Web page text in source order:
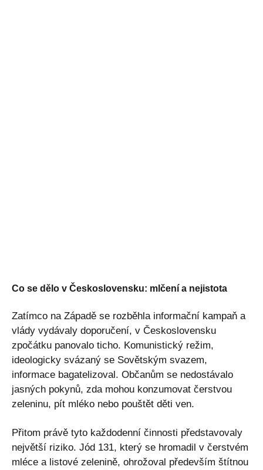
Co se dělo v Československu: mlčení a nejistota
Zatímco na Západě se rozběhla informační kampaň a
vlády vydávaly doporučení, v Československu
zpočátku panovalo ticho. Komunistický režim,
ideologicky svázaný se Sovětským svazem,
informace bagatelizoval. Občanům se nedostávalo
jasných pokynů, zda mohou konzumovat čerstvou
zeleninu, pít mléko nebo pouštět děti ven.
Přitom právě tyto každodenní činnosti představovaly
největší riziko. Jód 131, který se hromadil v čerstvém
mléce a listové zelenině, ohrožoval především štítnou